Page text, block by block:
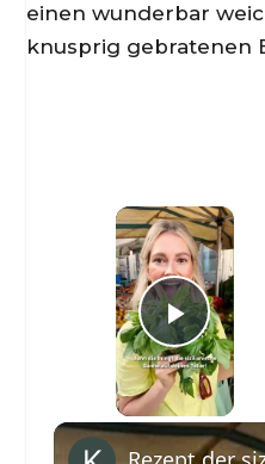
einen wunderbar
knusprig gebratenen
×
Play